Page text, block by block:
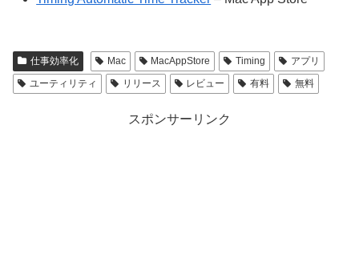
仕事効率化 Mac MacAppStore Timing
アプリ
ユーティリティ
リリース レビュー 有料 無料
スポンサーリンク